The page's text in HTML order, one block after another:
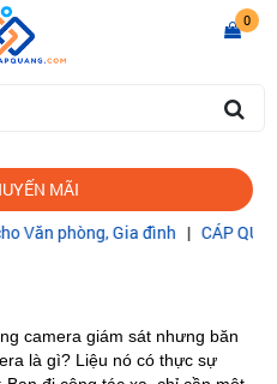
0
MÃI
phòng, Gia đình|CÁP QUANG
camera giám sát nhưng băn
là gì? Liệu nó có thực sự